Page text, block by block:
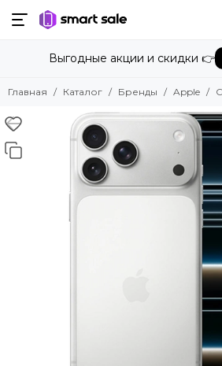
Назад
Бренды
Amazon
Apple
Bose
Выгодные акции и скидки 👉
Главная Каталог Бренды Apple